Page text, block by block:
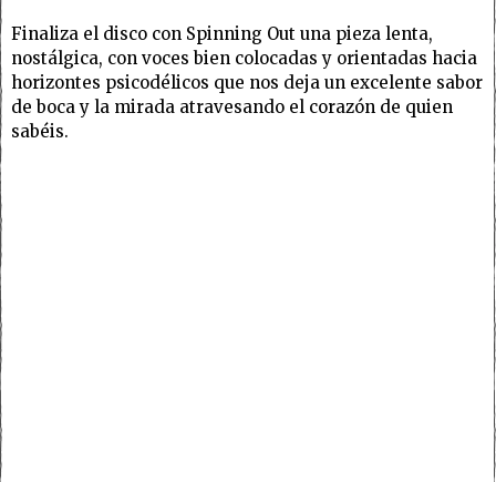
Finaliza el disco con Spinning Out una pieza lenta,
nostálgica, con voces bien colocadas y orientadas hacia
horizontes psicodélicos que nos deja un excelente sabor
de boca y la mirada atravesando el corazón de quien
sabéis.